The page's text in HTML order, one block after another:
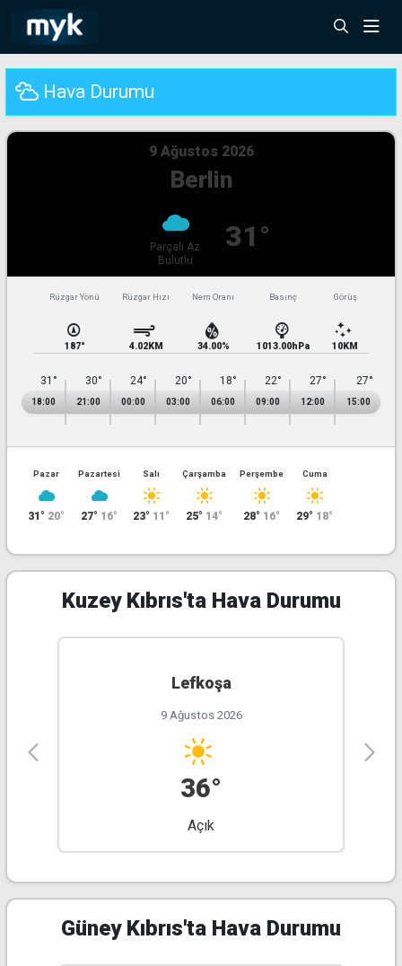
Hava Durumu
9 Ağustos 2026
Berlin
Parçalı Az
Bulutlu
31°
18:00
31°
21:00
30°
00:00
24°
03:00
20°
06:00
18°
09:00
22°
12:00
27°
15:00
27°
Pazartesi
Kuzey Kıbrıs'ta Hava Durumu
Lefkoşa
9 Ağustos 2026
36°
Açık
Güney Kıbrıs'ta Hava Durumu